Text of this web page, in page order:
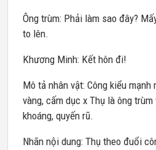
Ông trùm: Phải làm sao đây?
to lên.
Khương Minh: Kết hôn đi!
Mô tả nhân vật: Công kiểu
vàng, cấm dục x Thụ là ông
khoáng, quyến rũ.
Nhãn nội dung: Thụ theo đuổi